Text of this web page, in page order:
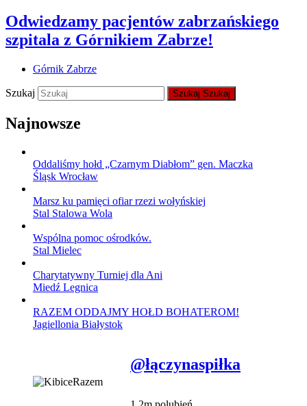
Odwiedzamy pacjentów zabrzańskiego
szpitala z Górnikiem Zabrze!
Górnik Zabrze
Szukaj Szukaj Szukaj
Najnowsze
Oddaliśmy hołd „Czarnym Diabłom” gen. Maczka
Śląsk Wrocław
Marsz ku pamięci ofiar rzezi wołyńskiej
Stal Stalowa Wola
Wspólna pomoc ośrodków.
Stal Mielec
Charytatywny Turniej dla Ani
Miedź Legnica
RAZEM ODDAJMY HOŁD BOHATEROM!
Jagiellonia Białystok
@łączynaspiłka